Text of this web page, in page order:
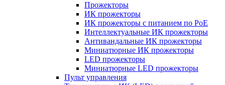
Прожекторы
ИК прожекторы
ИК прожекторы с питанием по PoE
Интеллектуальные ИК прожекторы
Антивандальные ИК прожекторы
Миниатюрные ИК прожекторы
LED прожекторы
Миниатюрные LED прожекторы
Пульт управления